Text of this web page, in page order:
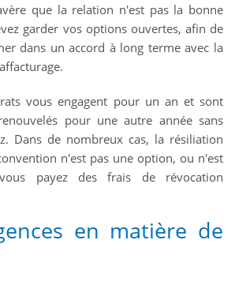
que la relation n'est pas la bonne
garder vos options ouvertes, afin de
dans un accord à long terme avec la
vous engagent pour un an et sont
pour une autre année sans
Dans de nombreux cas, la résiliation
n'est pas une option, ou n'est
payez des frais de révocation
en matière de